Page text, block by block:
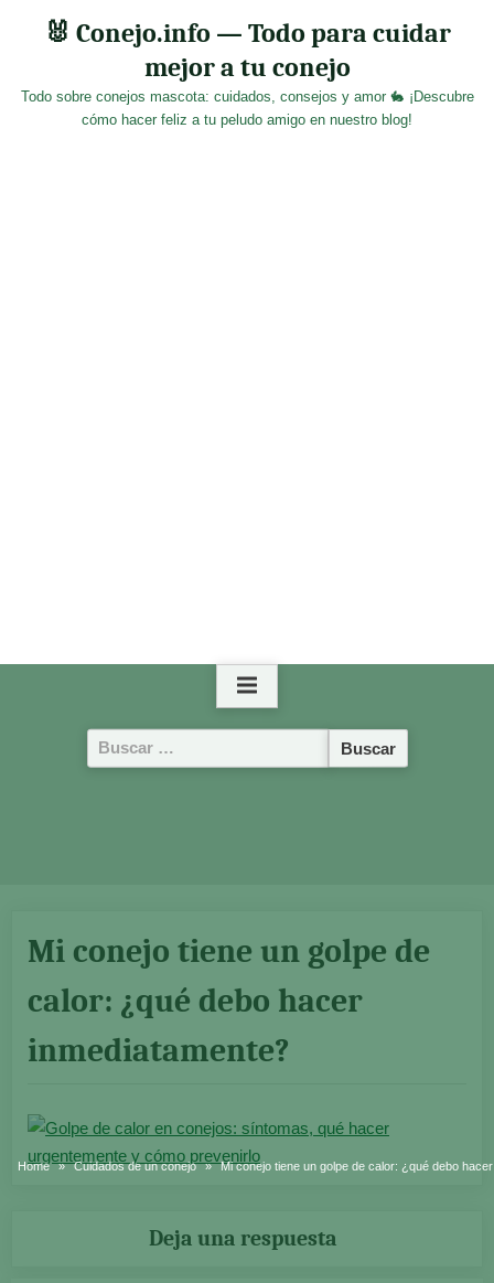
🐰 Conejo.info — Todo para cuidar
mejor a tu conejo
Todo sobre conejos mascota: cuidados, consejos y amor 🐇 ¡Descubre
cómo hacer feliz a tu peludo amigo en nuestro blog!
Buscar:
Home Cuidados de un conejo Mi conejo tiene un golpe de calor: ¿qué debo
Mi conejo tiene un golpe de
calor: ¿qué debo hacer
inmediatamente?
Deja una respuesta